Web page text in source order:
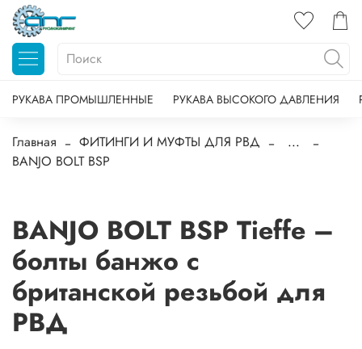
РУКАВА ПРОМЫШЛЕННЫЕ РУКАВА ВЫСОКОГО ДАВЛЕНИЯ
Главная ФИТИНГИ И МУФТЫ ДЛЯ РВД
...
BANJO BOLT BSP
BANJO BOLT BSP Tieffe –
болты банжо с
британской резьбой для
РВД